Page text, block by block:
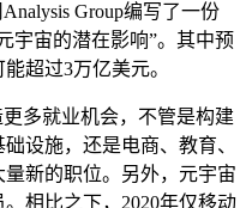
Group编写了一份
宇宙的潜在影响”。其中预
超过3万亿美元。
多就业机会，不管是构建
设施，还是电商、教育、
新的职位。另外，元宇宙
相比之下，2020年仅移动